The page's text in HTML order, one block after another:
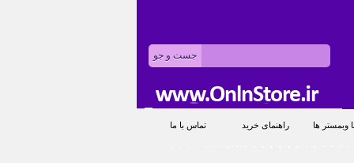
وبمستر ها راهنمای خرید تماس با ما